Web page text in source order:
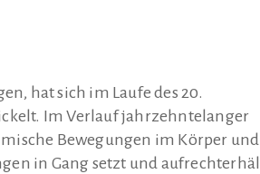
hat sich im Laufe des 20.
Im Verlauf jahrzehntelanger
Bewegungen im Körper und
in Gang setzt und